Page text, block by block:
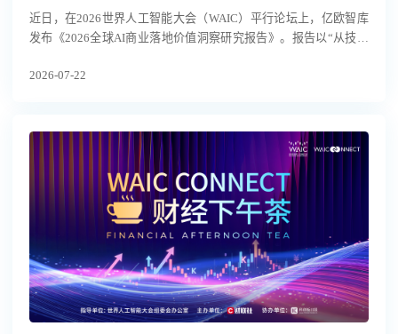
近日，在2026世界人工智能大会（WAIC）平行论坛上，亿欧智库
发布《2026全球AI商业落地价值洞察研究报告》。报告以“从技术
局、AI商业落地场景与应用价值展开研究，并发布「全球人工智能
2026-07-22